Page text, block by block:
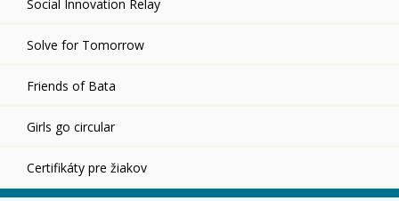
Social Innovation Relay
Solve for Tomorrow
Friends of Bata
Girls go circular
Certifikáty pre žiakov